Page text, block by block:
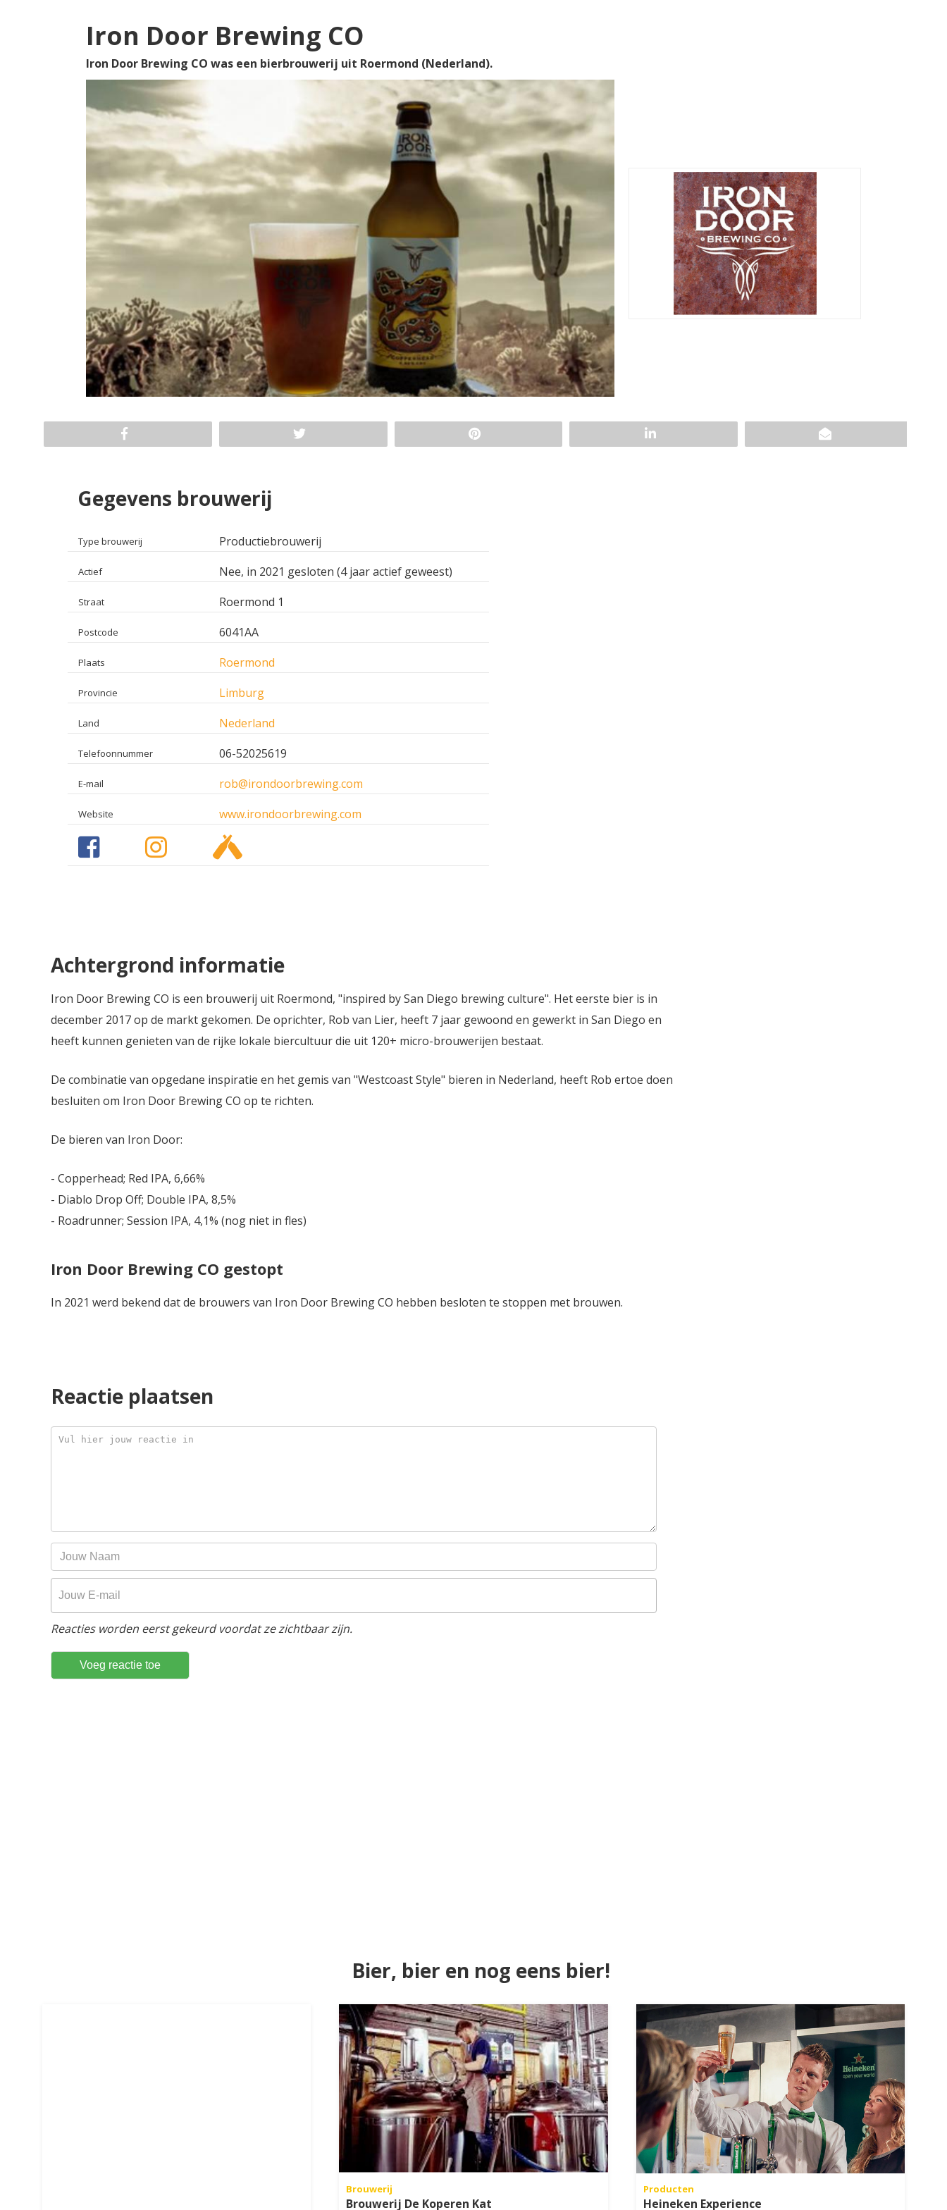
Iron Door Brewing CO
Iron Door Brewing CO was een bierbrouwerij uit Roermond (Nederland).
Gegevens brouwerij
Type brouwerij Productiebrouwerij
Actief Nee, in 2021 gesloten (4 jaar actief geweest)
Straat Roermond 1
Postcode 6041AA
Plaats Roermond
Provincie Limburg
Land Nederland
Telefoonnummer 06-52025619
E-mail rob@irondoorbrewing.com
Website www.irondoorbrewing.com
Achtergrond informatie
Iron Door Brewing CO is een brouwerij uit Roermond, "inspired by San Diego brewing culture". Het eerste bier is in
december 2017 op de markt gekomen. De oprichter, Rob van Lier, heeft 7 jaar gewoond en gewerkt in San Diego en
heeft kunnen genieten van de rijke lokale biercultuur die uit 120+ micro-brouwerijen bestaat.
De combinatie van opgedane inspiratie en het gemis van "Westcoast Style" bieren in Nederland, heeft Rob ertoe doen
besluiten om Iron Door Brewing CO op te richten.
De bieren van Iron Door:
- Copperhead; Red IPA, 6,66%
- Diablo Drop Off; Double IPA, 8,5%
- Roadrunner; Session IPA, 4,1% (nog niet in fles)
Iron Door Brewing CO gestopt
In 2021 werd bekend dat de brouwers van Iron Door Brewing CO hebben besloten te stoppen met brouwen.
Reactie plaatsen
Reacties worden eerst gekeurd voordat ze zichtbaar zijn.
Bier, bier en nog eens bier!
Brouwerij
Brouwerij De Koperen Kat
Producten
Heineken Experience